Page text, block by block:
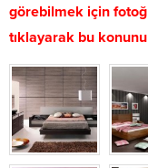
görebilmek için
tıklayarak bu